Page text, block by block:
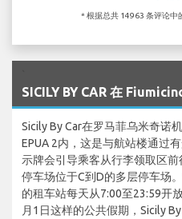
* 根据总共 14963 条评论中
SICILY BY CAR 在
Sicily By Car在罗马菲乌米奇诺
EPUA 2内，这是与航站楼通过
示牌会引导乘客从行李领取区前
停车场位于C到D的多层停车场
的租车站每天从7:00至23:59开
月1日这样的公共假期，Sicily